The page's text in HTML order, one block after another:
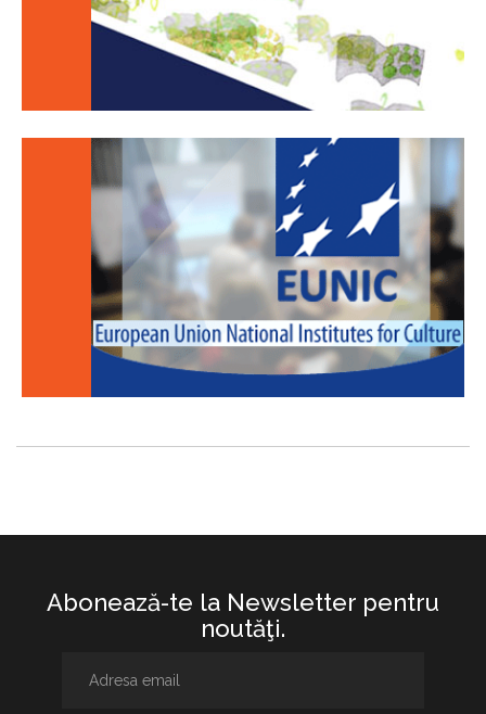
Abonează-te la Newsletter pentru
noutăţi.